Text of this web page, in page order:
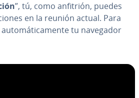
”, tú, como anfitrión, puedes
en la reunión actual. Para
tu navegador